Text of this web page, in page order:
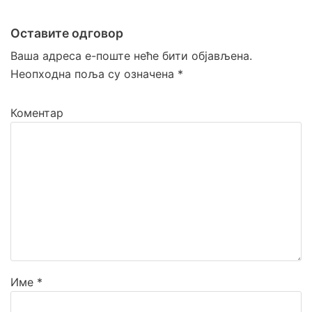
Prirodna trava za tenis
Naxos
Patmos
Top Clay i Top Sand
Оставите одговор
Ваша адреса е-поште неће бити објављена.
Неопходна поља су означена *
Коментар
Име *